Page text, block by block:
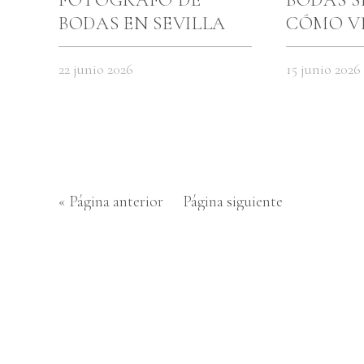
BODAS EN SEVILLA
22 junio 2026
CÓMO
BODA
15 junio 2026
« Página anterior Página siguiente